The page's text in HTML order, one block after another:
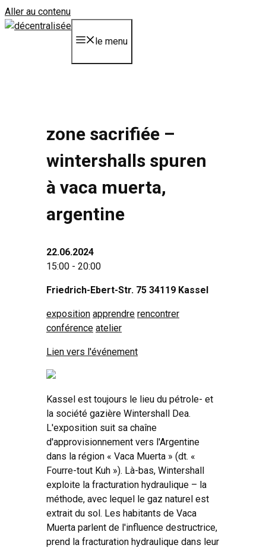
Aller au contenu
le menu
zone sacrifiée –
wintershalls spuren
à vaca muerta,
argentine
22.06.2024
15:00 - 20:00
Friedrich-Ebert-Str. 75 34119 Kassel
exposition apprendre rencontrer
conférence atelier
Lien vers l'événement
Kassel est toujours le lieu du pétrole- et
la société gazière Wintershall Dea.
L'exposition suit sa chaîne
d'approvisionnement vers l'Argentine
dans la région « Vaca Muerta » (dt. «
Fourre-tout Kuh »). Là-bas, Wintershall
exploite la fracturation hydraulique – la
méthode, avec lequel le gaz naturel est
extrait du sol. Les habitants de Vaca
Muerta parlent de l'influence destructrice,
prend la fracturation hydraulique dans leur